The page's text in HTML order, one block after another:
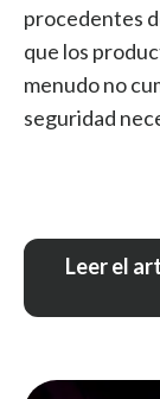
procedentes
que los
menudo no
seguridad
Leer el